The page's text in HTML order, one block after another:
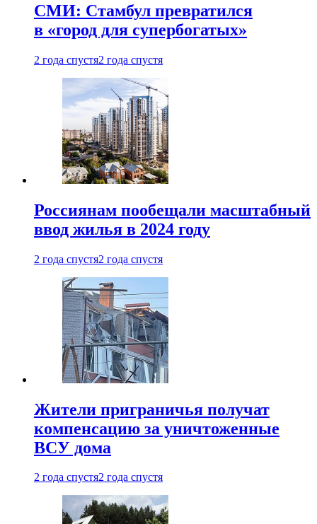
СМИ: Стамбул превратился
в «город для супербогатых»
2 года спустя2 года спустя
Россиянам пообещали масштабный
ввод жилья в 2024 году
2 года спустя2 года спустя
Жители приграничья получат
компенсацию за уничтоженные
ВСУ дома
2 года спустя2 года спустя